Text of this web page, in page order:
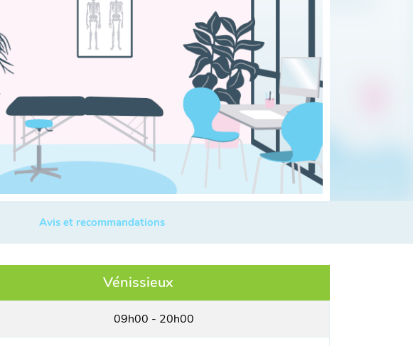
Avis et recommandations
Vénissieux
09h00 - 20h00